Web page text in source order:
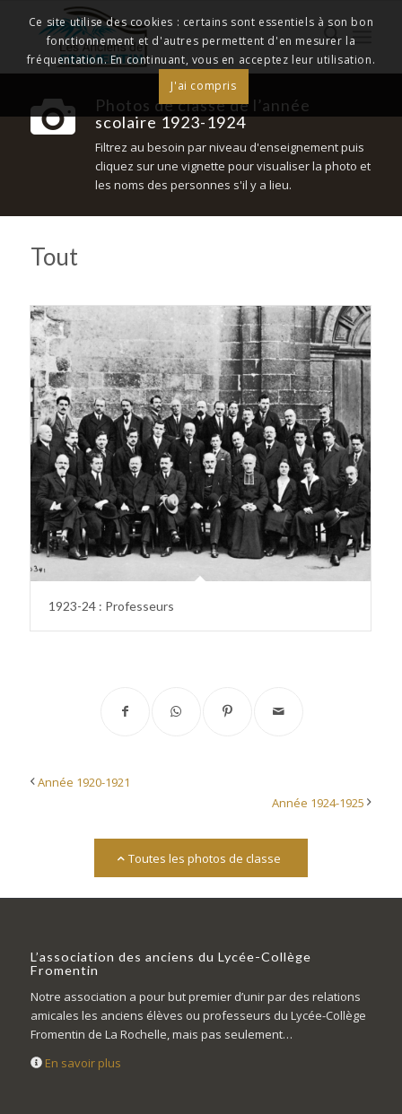
Photos de classe de l’année
scolaire 1923-1924
Filtrez au besoin par niveau d'enseignement puis
cliquez sur une vignette pour visualiser la photo et
les noms des personnes s'il y a lieu.
Tout
1923-24 : Professeurs
Année 1920-1921
Année 1924-1925
Toutes les photos de classe
L’association des anciens du Lycée-Collège
Fromentin
Notre association a pour but premier d’unir par des relations
amicales les anciens élèves ou professeurs du Lycée-Collège
Fromentin de La Rochelle, mais pas seulement…
En savoir plus
Ce site utilise des cookies : certains sont essentiels à son bon
fonctionnement et d'autres permettent d'en mesurer la
fréquentation. En continuant, vous en acceptez leur utilisation.
J'ai compris